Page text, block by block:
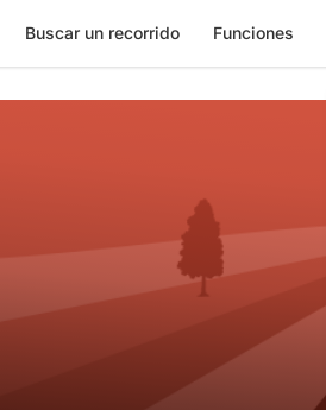
Buscar un recorrido Funciones